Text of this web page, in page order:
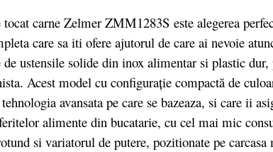
carne Zelmer ZMM1283S este alegerea
care sa iti ofere ajutorul de care ai nevoie
ustensile solide din inox alimentar si plastic
Acest model cu configuraţie compactă de
avansata pe care se bazeaza, si care ii
alimente din bucatarie, cu cel mai mic
si variatorul de putere, pozitionate pe